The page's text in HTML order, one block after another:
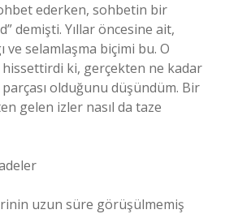
ederken, sohbetin bir
demişti. Yıllar öncesine ait,
ve selamlaşma biçimi bu. O
hissettirdi ki, gerçekten ne kadar
olduğunu düşündüm. Bir
gelen izler nasıl da taze
uzun süre görüşülmemiş